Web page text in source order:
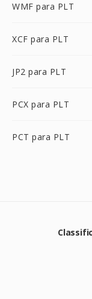
WMF para PLT
XCF para PLT
JP2 para PLT
PCX para PLT
PCT para PLT